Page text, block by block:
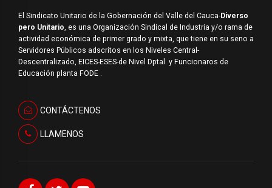
El Sindicato Unitario de la Gobernación del Valle del Cauca-Diverso
pero Unitario , es una Organización Sindical de Industria y/o rama de
actividad económica de primer grado y mixta, que tiene en su seno a
Servidores Públicos adscritos en los Niveles Central-
Descentralizado, EICES-ESES-de Nivel Dptal. y Funcionaros de
Educación planta FODE .
CONTÁCTENOS
LLAMENOS